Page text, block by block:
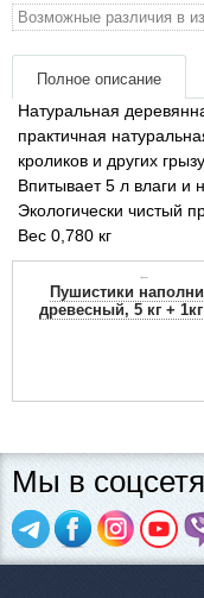
Возможные различия в
Полное описание
Натуральная
практичная
кроликов и других
Впитывает 5 л влаги и
Экологически чистый
Вес 0,780 кг
←
Пушистики
древесный, 5 кг +
Мы в
Товари для голубів
Товари для гризунів
Товари для коней
Товары для людей
Популярные
Архив / Снято с